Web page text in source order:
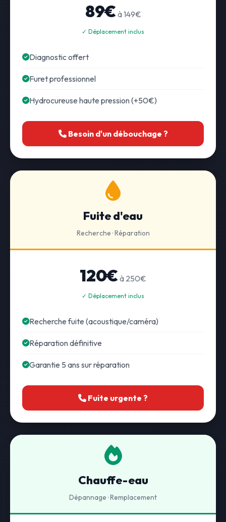
89€ à 149€
✓ Déplacement inclus
Diagnostic offert
Furet professionnel
Hydrocureuse haute pression (+50€)
Besoin d'un débouchage ?
Fuite d'eau
Recherche · Réparation
120€ à 250€
✓ Déplacement inclus
Recherche fuite (acoustique/caméra)
Réparation définitive
Garantie 5 ans sur réparation
Fuite urgente ?
Chauffe-eau
Dépannage · Remplacement